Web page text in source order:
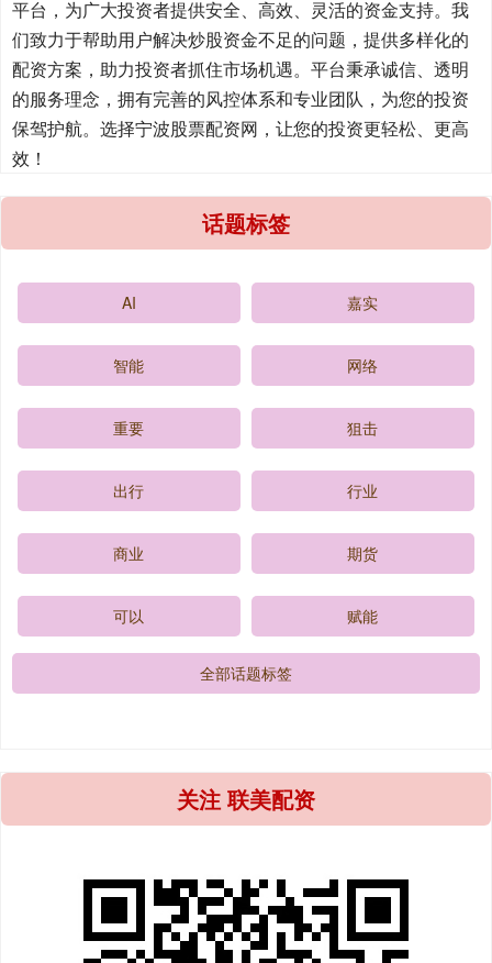
平台，为广大投资者提供安全、高效、灵活的资金支持。我
们致力于帮助用户解决炒股资金不足的问题，提供多样化的
配资方案，助力投资者抓住市场机遇。平台秉承诚信、透明
的服务理念，拥有完善的风控体系和专业团队，为您的投资
保驾护航。选择宁波股票配资网，让您的投资更轻松、更高
效！
话题标签
AI 嘉实
智能 网络
重要 狙击
出行 行业
商业 期货
可以 赋能
全部话题标签
关注 联美配资